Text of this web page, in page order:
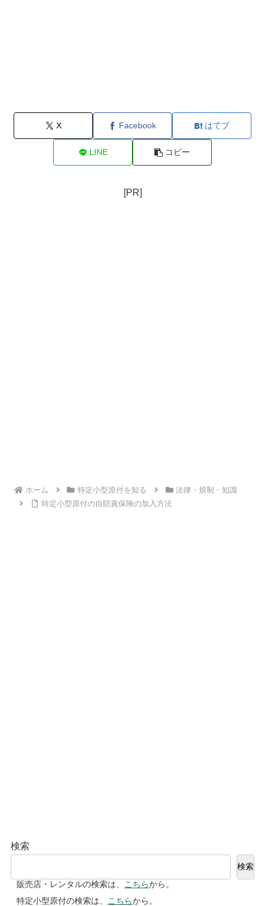
X Facebook はてブ
LINE コピー
[PR]
ホーム 特定小型原付を知る
法律・規制・知識
特定小型原付の自賠責保険の加入方法
検索
検索
販売店・レンタルの検索は、
こちらから。
特定小型原付の検索は、
こちらから。